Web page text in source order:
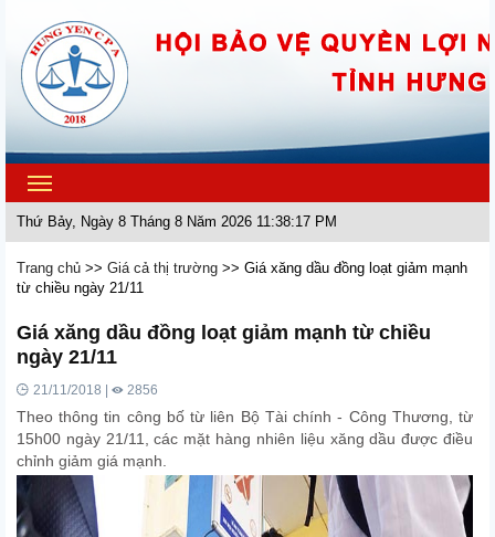
Toggle
navigation
Thứ Bảy, Ngày 8 Tháng 8 Năm 2026 11:38:17 PM
Trang chủ >> Giá cả thị trường >> Giá xăng dầu đồng loạt giảm mạnh
từ chiều ngày 21/11
Giá xăng dầu đồng loạt giảm mạnh từ chiều
ngày 21/11
21/11/2018 | 2856
Theo thông tin công bố từ liên Bộ Tài chính - Công Thương, từ
15h00 ngày 21/11, các mặt hàng nhiên liệu xăng dầu được điều
chỉnh giảm giá mạnh.